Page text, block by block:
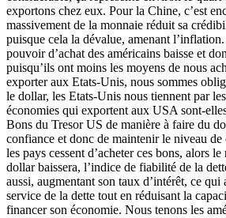
exportons chez eux. Pour la Chine, c’est
massivement de la monnaie réduit sa
puisque cela la dévalue, amenant
pouvoir d’achat des américains baisse et
puisqu’ils ont moins les moyens de nous
exporter aux Etats-Unis, nous sommes
le dollar, les Etats-Unis nous tiennent par
économies qui exportent aux USA sont-
Bons du Tresor US de manière à faire du
confiance et donc de maintenir le niveau de
les pays cessent d’acheter ces bons, alors
dollar baissera, l’indice de fiabilité de la
aussi, augmentant son taux d’intérêt, ce qui
service de la dette tout en réduisant la
financer son économie. Nous tenons les